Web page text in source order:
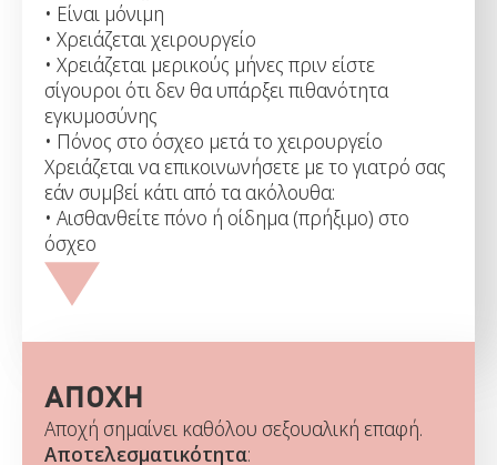
• Είναι μόνιμη
• Χρειάζεται χειρουργείο
• Χρειάζεται μερικούς μήνες πριν είστε
σίγουροι ότι δεν θα υπάρξει πιθανότητα
εγκυμοσύνης
• Πόνος στο όσχεο μετά το χειρουργείο
Χρειάζεται να επικοινωνήσετε με το γιατρό σας
εάν συμβεί κάτι από τα ακόλουθα:
• Αισθανθείτε πόνο ή οίδημα (πρήξιμο) στο
όσχεο
ΑΠΟΧΗ
Αποχή σημαίνει καθόλου σεξουαλική επαφή.
Αποτελεσματικότητα: